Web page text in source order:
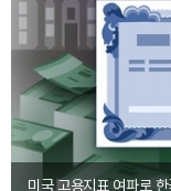
미국 고용지표 여파로